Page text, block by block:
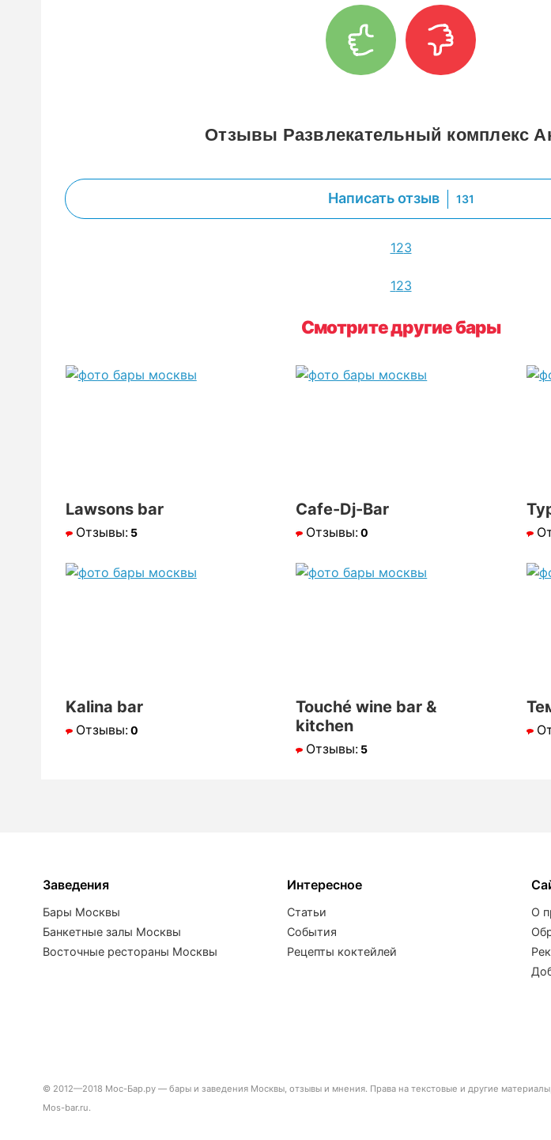
Отзывы Развлекательный комплекс
Написать отзыв 131
123
123
Смотрите другие бары
Lawsons bar
Отзывы:5
Cafe-Dj-Bar
Отзывы:0
Kalina bar
Отзывы:0
Touché wine bar &
kitchen
Отзывы: 5
Заведения
Бары Москвы
Банкетные залы Москвы
Восточные рестораны Москвы
Интересное
Статьи
События
Рецепты коктейлей
О
© 2012—2018 Мос-Бар.ру — бары и заведения Москвы, отзывы и мнения. Права на текстовые и другие
Mos-bar.ru.